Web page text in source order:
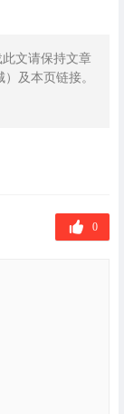
此文请保持文章
及本页链接。
0